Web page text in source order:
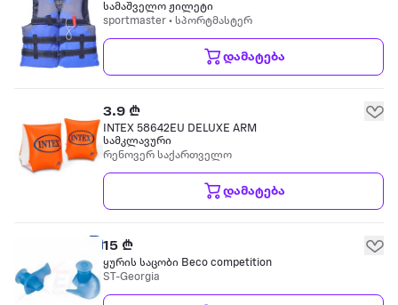
სამაშველო ჟილეტი
sportmaster • სპორტმასტერ
დამატება
3.9 ₾
INTEX 58642EU DELUXE ARM
სამკლავური
რენოვერ საქართველო
დამატება
15 ₾
ყურის საცობი Beco competition
ST-Georgia